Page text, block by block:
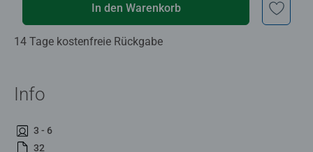
In den Warenkorb
14 Tage kostenfreie Rückgabe
Info
3 - 6
32